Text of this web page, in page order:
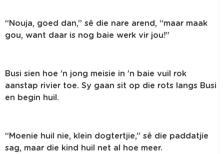
“Nouja, goed dan,” sê die nare arend, “maar maak
gou, want daar is nog baie werk vir jou!”
Busi sien hoe ’n jong meisie in ’n baie vuil rok
aanstap rivier toe. Sy gaan sit op die rots langs Busi
en begin huil.
“Moenie huil nie, klein dogtertjie,” sê die paddatjie
sag, maar die kind huil net al hoe meer.